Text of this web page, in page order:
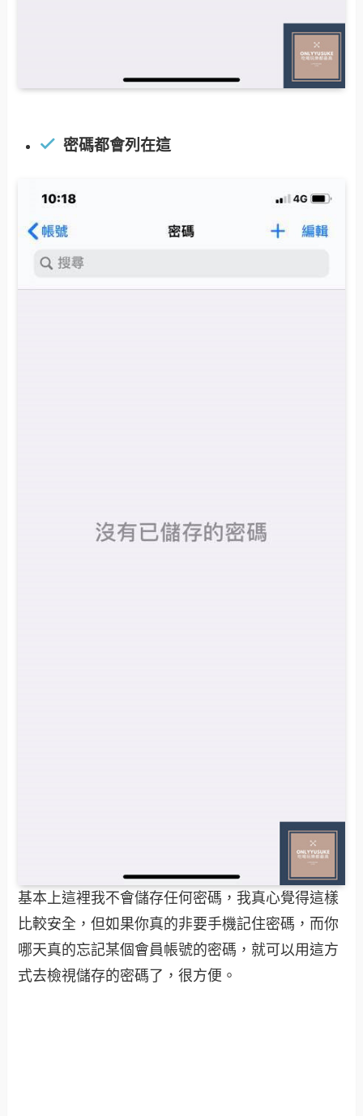
密碼都會列在這
基本上這裡我不會儲存任何密碼，我真心覺得這樣
比較安全，但如果你真的非要手機記住密碼，而你
哪天真的忘記某個會員帳號的密碼，就可以用這方
式去檢視儲存的密碼了，很方便。